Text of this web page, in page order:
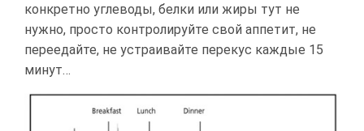
конкретно углеводы, белки или жиры тут не
нужно, просто контролируйте свой аппетит, не
переедайте, не устраивайте перекус каждые 15
минут…